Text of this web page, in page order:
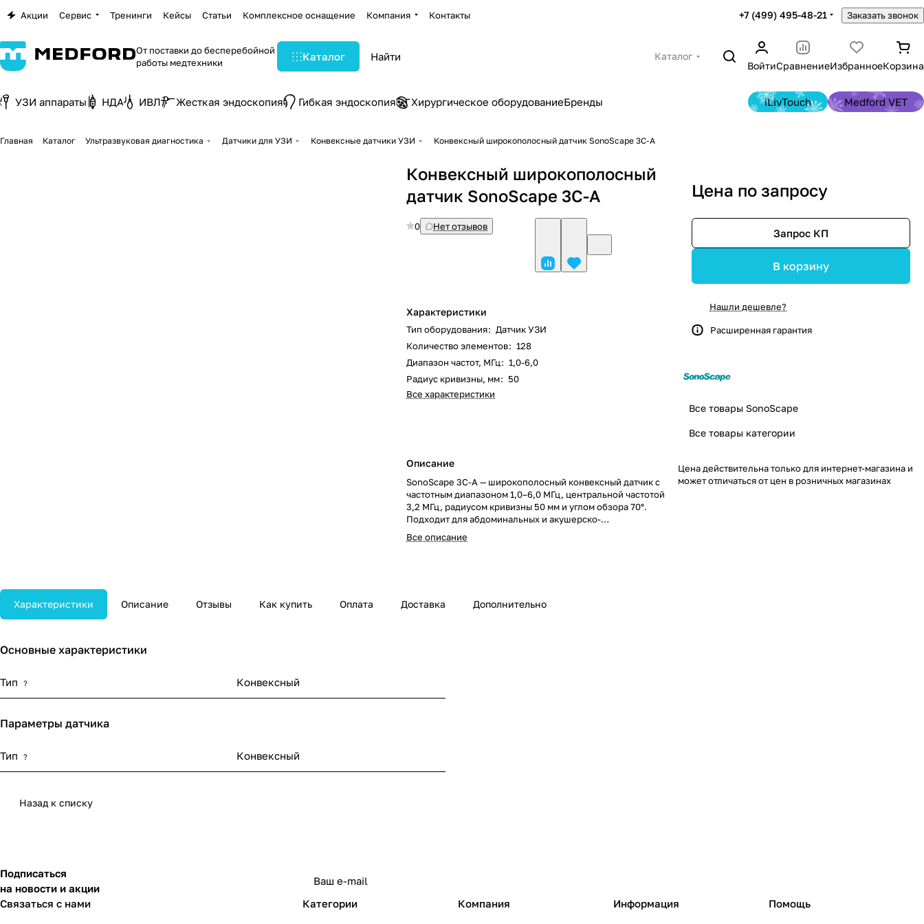
Акции Сервис Тренинги Кейсы Статьи Комплексное оснащение Компания Контакты +7 (499) 495-48-21 Заказать звонок
От поставки до бесперебойной
работы медтехники
Каталог
Каталог
ВойтиСравнениеИзбранноеКорзина
УЗИ аппараты НДА ИВЛ Жесткая эндоскопия Гибкая эндоскопия Хирургическое оборудованиеБренды iLivTouch Medford VET
Главная Каталог Ультразвуковая диагностика Датчики для УЗИ Конвексные датчики УЗИ Конвексный широкополосный датчик SonoScape 3C-A
Конвексный широкополосный
датчик SonoScape 3C-A
0 Нет отзывов
Характеристики
Тип оборудования: Датчик УЗИ
Количество элементов: 128
Диапазон частот, МГц: 1,0-6,0
Радиус кривизны, мм: 50
Все характеристики
Описание
SonoScape 3C-A — широкополосный конвексный датчик с
частотным диапазоном 1,0–6,0 МГц, центральной частотой
3,2 МГц, радиусом кривизны 50 мм и углом обзора 70°.
Подходит для абдоминальных и акушерско-
гинекологических исследований с глубокой визуализацией.
Все описание
Цена по запросу
Запрос КП
В корзину
Нашли дешевле?
Расширенная гарантия
Все товары SonoScape
Все товары категории
Цена действительна только для интернет-магазина и
может отличаться от цен в розничных магазинах
Характеристики Описание Отзывы Как купить Оплата Доставка Дополнительно
Основные характеристики
Тип ? Конвексный
Параметры датчика
Тип ? Конвексный
Назад к списку
Подписаться
на новости и акции
Связаться с нами
Категории Компания Информация Помощь